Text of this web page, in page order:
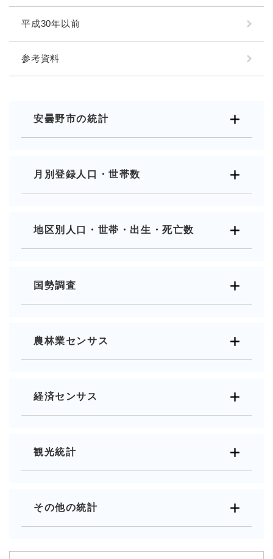
平成30年以前
参考資料
安曇野市の統計
月別登録人口・世帯数
地区別人口・世帯・出生・死亡数
国勢調査
農林業センサス
経済センサス
観光統計
その他の統計